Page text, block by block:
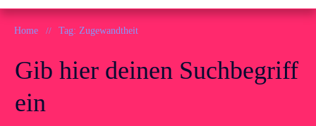
Home
Über mich
Home // Tag: Zugewandtheit
Gib hier deinen Suchbegriff
ein